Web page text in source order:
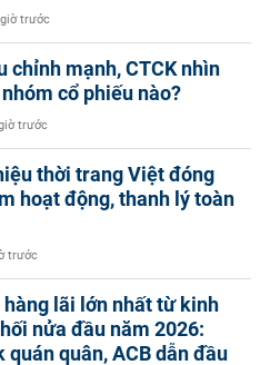
trước
chỉnh mạnh, CTCK nhìn
cổ phiếu nào?
trước
thời trang Việt đóng
hoạt động, thanh lý toàn
trước
hàng lãi lớn nhất từ kinh
nửa đầu năm 2026:
quân, ACB dẫn đầu